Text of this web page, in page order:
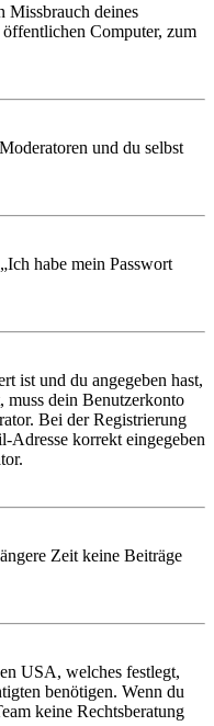
Missbrauch deines
Computer, zum
und du selbst
habe mein Passwort
ist und du angegeben hast,
muss dein Benutzerkonto
Bei der Registrierung
korrekt eingegeben
Zeit keine Beiträge
USA, welches festlegt,
benötigen. Wenn du
keine Rechtsberatung